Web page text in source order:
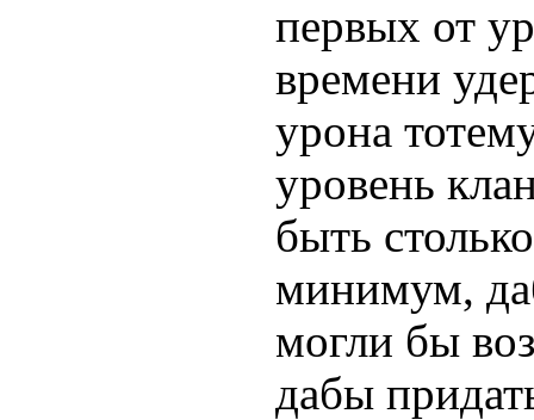
первых от
времени
урона
уровень
быть
минимум,
могли бы
дабы